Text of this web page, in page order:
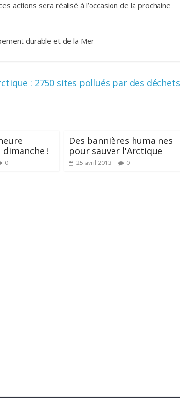
actions sera réalisé à l’occasion de la prochaine
durable et de la Mer
: 2750 sites pollués par des déchets
dimanche !
0
Des bannières humaines
pour sauver l'Arctique
25 avril 2013 0